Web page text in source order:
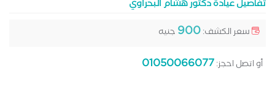
تفاصيل عيادة دكتور هشام البحراوي
سعر الكشف:900 جنيه
أو اتصل احجز:01050066077